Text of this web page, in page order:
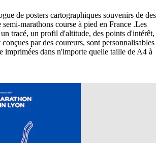
de posters cartographiques souvenirs de des
semi-marathons course à pied en France .Les
tracé, un profil d'altitude, des points d'intérêt,
par des coureurs, sont personnalisables
imprimées dans n'importe quelle taille de A4 à